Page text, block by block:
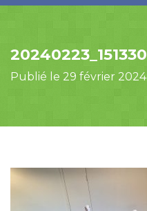
20240223_151330
Publié le 29 février 2024